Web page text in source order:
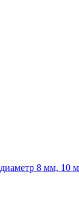
8 мм, 10 м